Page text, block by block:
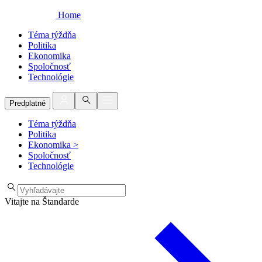
Home
Téma týždňa
Politika
Ekonomika
Spoločnosť
Technológie
Predplatné
Téma týždňa
Politika
Ekonomika >
Spoločnosť
Technológie
Vitajte na Štandarde